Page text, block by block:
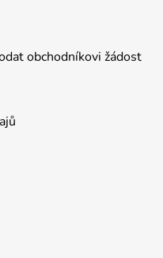
obchodníkovi žádost